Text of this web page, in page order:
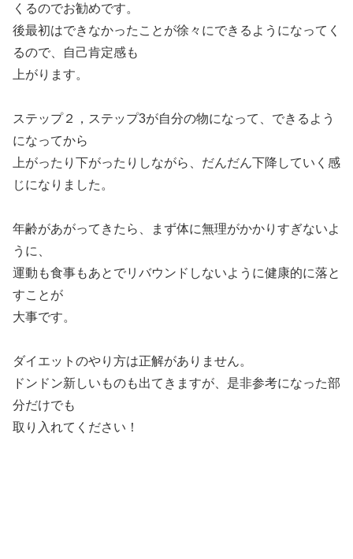
くるのでお勧めです。
後最初はできなかったことが徐々にできるようになってく
るので、自己肯定感も
上がります。
ステップ２，ステップ3が自分の物になって、できるよう
になってから
上がったり下がったりしながら、だんだん下降していく感
じになりました。
年齢があがってきたら、まず体に無理がかかりすぎないよ
うに、
運動も食事もあとでリバウンドしないように健康的に落と
すことが
大事です。
ダイエットのやり方は正解がありません。
ドンドン新しいものも出てきますが、是非参考になった部
分だけでも
取り入れてください！